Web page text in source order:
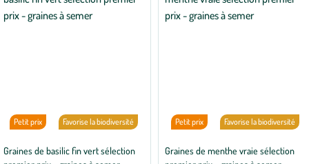
Petit prix Favorise la biodiversité
Graines de basilic fin vert sélection
Petit prix Favorise la biodiversité
Graines de menthe vraie sélection